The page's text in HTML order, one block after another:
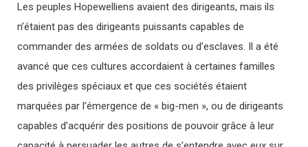
Les peuples Hopewelliens avaient des dirigeants, mais ils
n’étaient pas des dirigeants puissants capables de
commander des armées de soldats ou d’esclaves. Il a été
avancé que ces cultures accordaient à certaines familles
des privilèges spéciaux et que ces sociétés étaient
marquées par l’émergence de « big-men », ou de dirigeants
capables d’acquérir des positions de pouvoir grâce à leur